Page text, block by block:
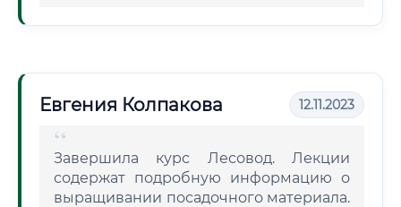
Евгения Колпакова 12.11.2023
Завершила курс Лесовод. Лекции
содержат подробную информацию о
выращивании посадочного материала.